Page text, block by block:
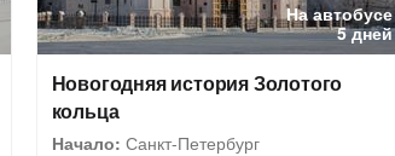
На автобусе
5 дней
Новогодняя история Золотого
кольца
Начало: Санкт-Петербург